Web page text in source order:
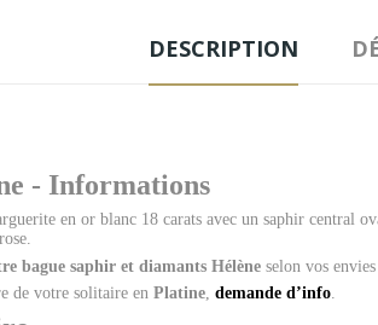
DESCRIPTION
- Informations
en or blanc 18 carats avec un saphir
bague saphir et diamants Hélène selon vos
de votre solitaire en Platine, demande d’info.